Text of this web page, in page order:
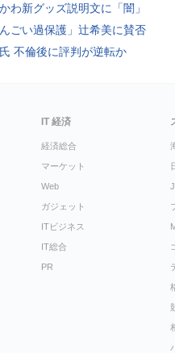
わ新グッズ説明文に「闇」
んごい過保護」辻希美に賛否
不倫後に評判が逆転か
IT 経済
経済総合
マーケット
Web
ガジェット
ITビジネス
IT総合
PR